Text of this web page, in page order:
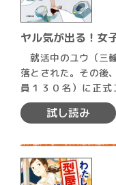
ヤル気が出る！女
就活中のユウ（三
落とされた。その後
員１３０名）に正式
た。海外で…
試し読み